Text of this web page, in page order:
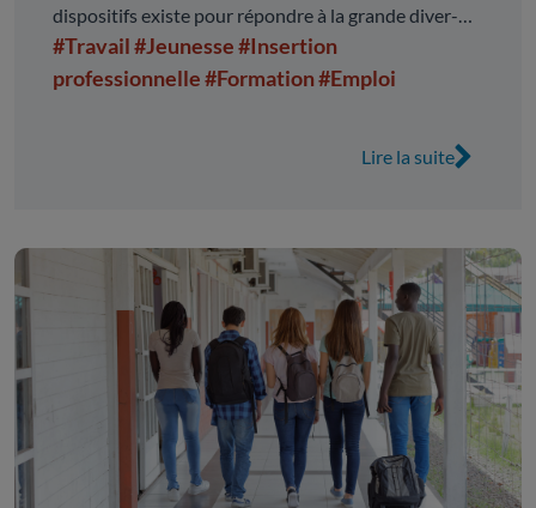
dispositifs existe pour répondre à la grande diver-
sité de profils et de parcours des jeunes, mais leur
visibilité, leur lisibilité et leur adaptation aux besoins
pour les institutions, organismes, services publics,
#Travail#Jeunesse#Insertion
professionnelle#Formation#Emploi
Lire la suite